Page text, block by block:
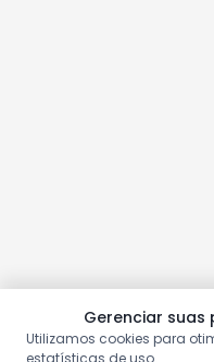
Gerenciar suas
Utilizamos cookies para
estatísticas de uso.